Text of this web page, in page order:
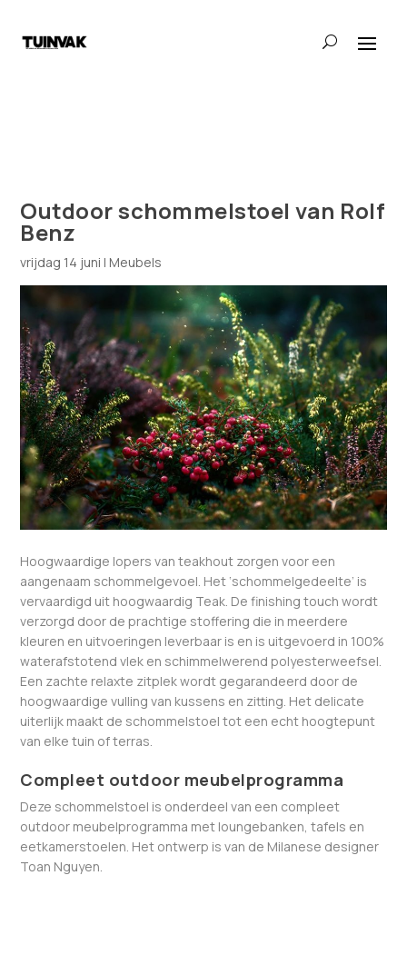
Outdoor schommelstoel van Rolf
Benz
vrijdag 14 juni | Meubels
Hoogwaardige lopers van teakhout zorgen voor een
aangenaam schommelgevoel. Het ‘schommelgedeelte’ is
vervaardigd uit hoogwaardig Teak. De finishing touch wordt
verzorgd door de prachtige stoffering die in meerdere
kleuren en uitvoeringen leverbaar is en is uitgevoerd in 100%
waterafstotend vlek en schimmelwerend polyesterweefsel.
Een zachte relaxte zitplek wordt gegarandeerd door de
hoogwaardige vulling van kussens en zitting. Het delicate
uiterlijk maakt de schommelstoel tot een echt hoogtepunt
van elke tuin of terras.
Compleet outdoor meubelprogramma
Deze schommelstoel is onderdeel van een compleet
outdoor meubelprogramma met loungebanken, tafels en
eetkamerstoelen. Het ontwerp is van de Milanese designer
Toan Nguyen.